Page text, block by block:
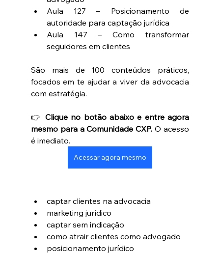
Aula 127 – Posicionamento de
autoridade para captação jurídica
Aula 147 – Como transformar
seguidores em clientes
São mais de 100 conteúdos práticos,
focados em te ajudar a viver da advocacia
com estratégia.
👉 Clique no botão abaixo e entre agora
mesmo para a Comunidade CXP. O acesso
é imediato.
Acessar agora mesmo
captar clientes na advocacia
marketing jurídico
captar sem indicação
como atrair clientes como advogado
posicionamento jurídico